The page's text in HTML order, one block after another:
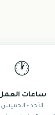
🕐
ساعات
الأحد - الخميس